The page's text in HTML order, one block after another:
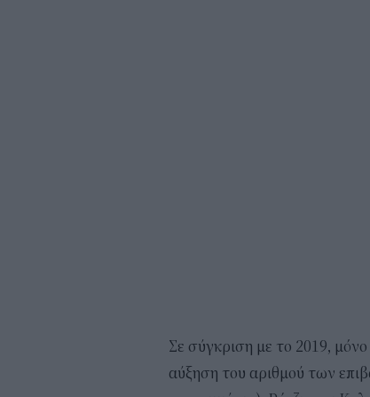
Σε σύγκριση με το 2019,
αύξηση του αριθμού των